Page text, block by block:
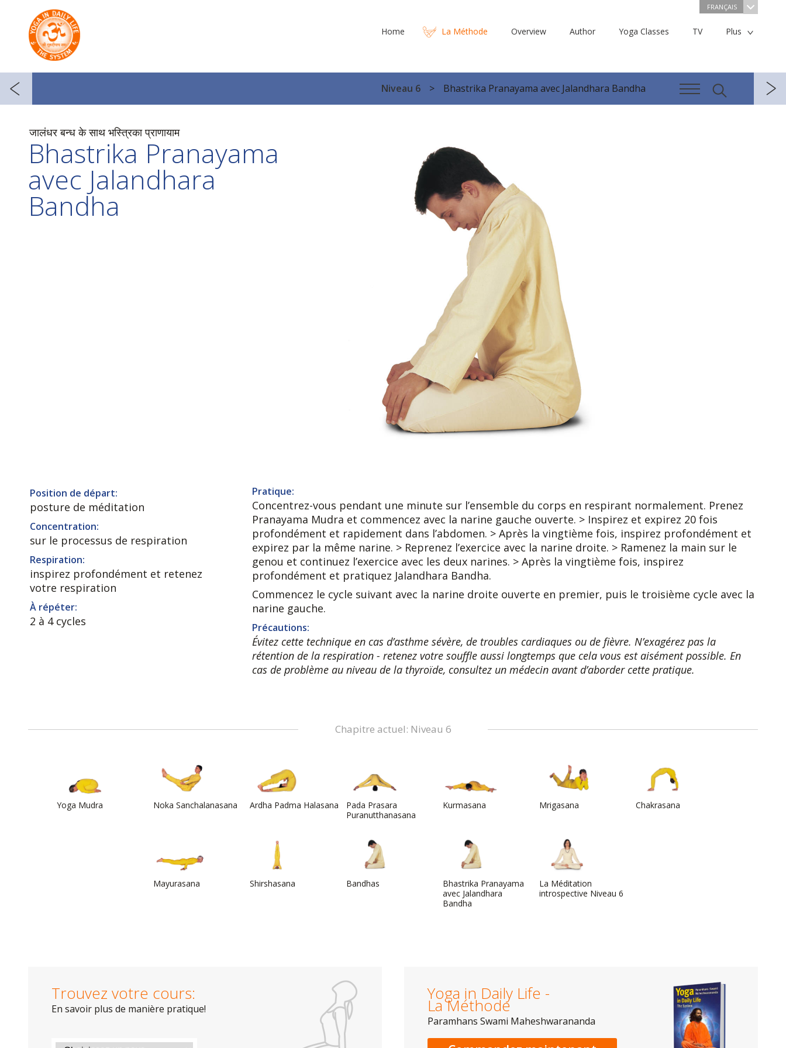
FRANÇAIS
Home La Méthode Overview Author Yoga Classes TV Plus
Niveau 6 Bhastrika Pranayama avec Jalandhara Bandha
जालंधर बन्ध के साथ भस्त्रिका प्राणायाम
Bhastrika Pranayama
avec Jalandhara
Bandha
Position de départ:
posture de méditation
Concentration:
sur le processus de respiration
Respiration:
inspirez profondément et retenez
votre respiration
À répéter:
2 à 4 cycles
Pratique:
Concentrez-vous pendant une minute sur l’ensemble du corps en respirant normalement. Prenez
Pranayama Mudra et commencez avec la narine gauche ouverte. > Inspirez et expirez 20 fois
profondément et rapidement dans l’abdomen. > Après la vingtième fois, inspirez profondément et
expirez par la même narine. > Reprenez l’exercice avec la narine droite. > Ramenez la main sur le
genou et continuez l’exercice avec les deux narines. > Après la vingtième fois, inspirez
profondément et pratiquez Jalandhara Bandha.
Commencez le cycle suivant avec la narine droite ouverte en premier, puis le troisième cycle avec la
narine gauche.
Précautions:
Évitez cette technique en cas d’asthme sévère, de troubles cardiaques ou de fièvre. N’exagérez pas la
rétention de la respiration - retenez votre souffle aussi longtemps que cela vous est aisément possible. En
cas de problème au niveau de la thyroïde, consultez un médecin avant d’aborder cette pratique.
Chapitre actuel: Niveau 6
Yoga Mudra Noka Sanchalanasana Ardha Padma Halasana
Pada Prasara
Puranutthanasana
Kurmasana Mrigasana Chakrasana
Mayurasana Shirshasana Bandhas
Bhastrika Pranayama
avec Jalandhara
Bandha
La Méditation
introspective Niveau 6
Trouvez votre cours:
En savoir plus de manière pratique!
Yoga in Daily Life -
La Méthode
Paramhans Swami Maheshwarananda